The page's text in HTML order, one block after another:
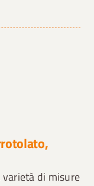
di misure